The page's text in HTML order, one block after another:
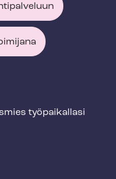
työpaikallasi